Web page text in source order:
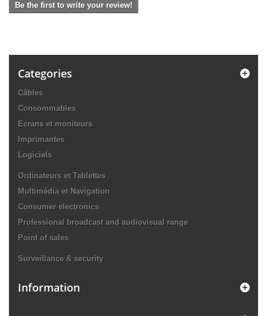
Be the first to write your review!
Categories
Câbles
Consommables
Ecrans et moniteurs
Imprimantes
Logiciels
Ordinateurs et Tablettes
Multimédia et Navigation
Consumer electronics
Professional broadcast and audiovisual range
Point of sales
Surveillance & security
Information